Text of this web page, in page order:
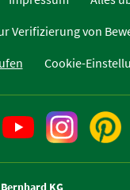
Verifizierung von
Cookie-